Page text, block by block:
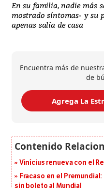
En su familia, nadie más
mostrado síntomas- y su
apenas salía de casa
Encuentra más de
de
Agrega La
Vinícius renueva con el
Fracaso en el
sin boleto al Mundial